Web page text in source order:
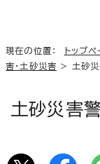
現在の位置： トップペ
害・土砂災害 > 土砂災
土砂災害